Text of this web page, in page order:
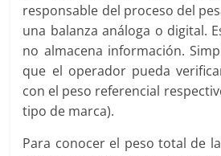
responsable del proceso del
una balanza análoga o digital.
no almacena información.
que el operador pueda
con el peso referencial
tipo de marca).
Para conocer el peso total de